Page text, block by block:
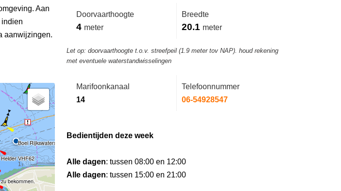
Aan
aanwijzingen.
VHF62
Boei Rijkswaterstaat
bekommen.
Doorvaarthoogte
4 meter
Breedte
20.1 meter
Let op: doorvaarthoogte t.o.v. streefpeil (1.9 meter tov NAP). houd rekening
met eventuele waterstandwisselingen
Marifoonkanaal
14
Telefoonnummer
06-54928547
Bedientijden deze week
Alle dagen: tussen 08:00 en 12:00
Alle dagen: tussen 15:00 en 21:00